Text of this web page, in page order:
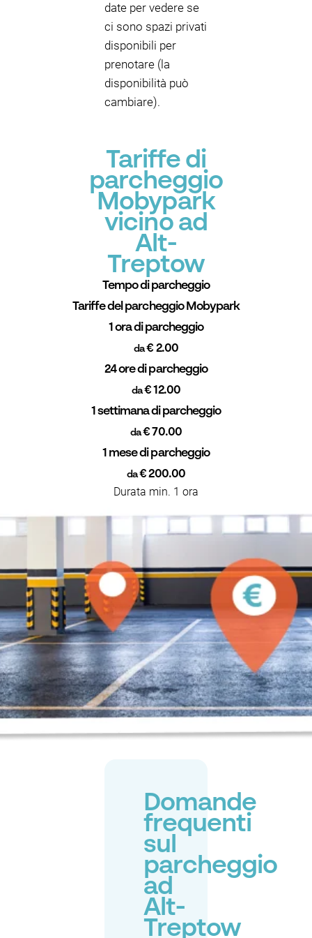
date per vedere se
ci sono spazi privati
disponibili per
prenotare (la
disponibilità può
cambiare).
Tariffe di
parcheggio
Mobypark
vicino ad
Alt-
Treptow
Tempo di parcheggio
Tariffe del parcheggio Mobypark
1 ora di parcheggio
da€ 2.00
24 ore di parcheggio
da€ 12.00
1 settimana di parcheggio
da€ 70.00
1 mese di parcheggio
da€ 200.00
Durata min. 1 ora
Domande
frequenti
sul
parcheggio
ad
Alt-
Treptow